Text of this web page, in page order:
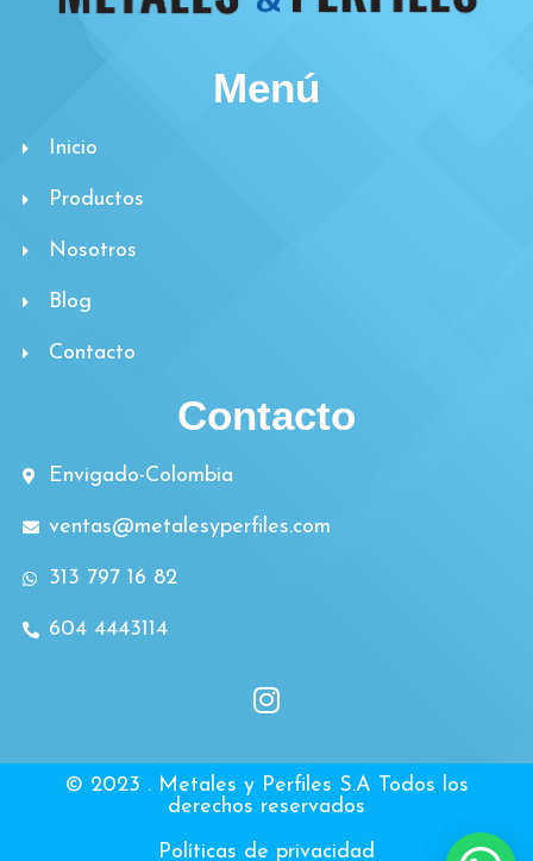
Menú
Inicio
Productos
Nosotros
Blog
Contacto
Contacto
Envigado-Colombia
ventas@metalesyperfiles.com
313 797 16 82
604 4443114
© 2023 . Metales y Perfiles S.A Todos los
derechos reservados
Políticas de privacidad